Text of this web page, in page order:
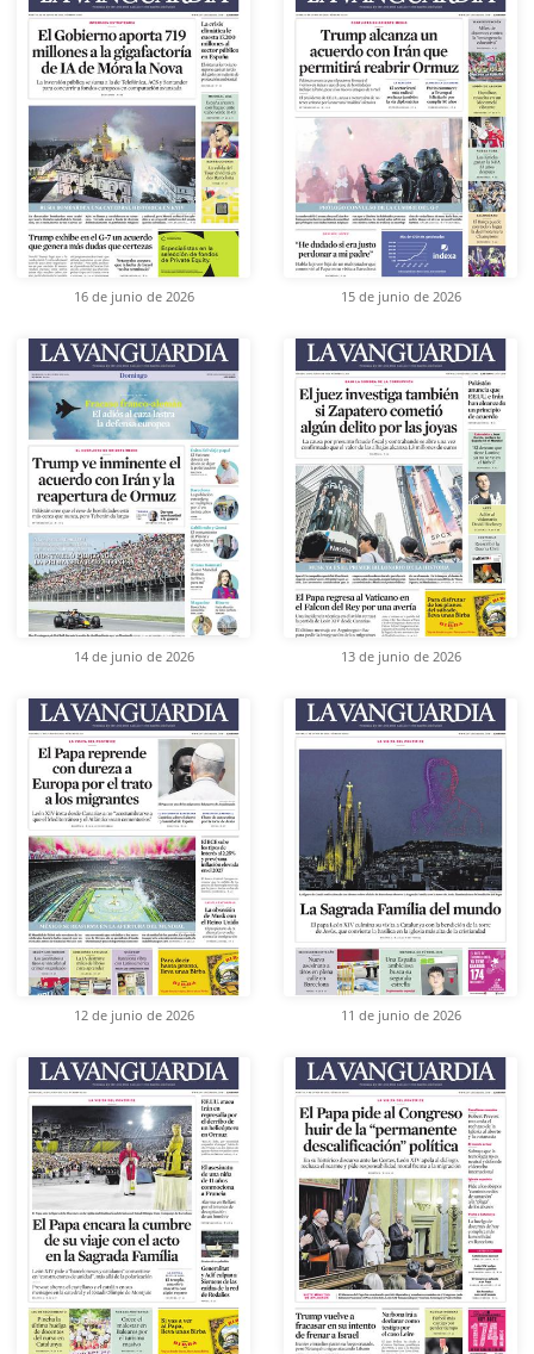
16 de junio de 2026 15 de junio de 2026
14 de junio de 2026 13 de junio de 2026
12 de junio de 2026 11 de junio de 2026